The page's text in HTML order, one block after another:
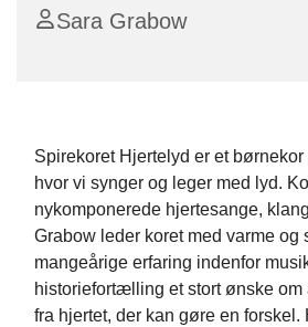
Sara Grabow
Spirekoret Hjertelyd er et børnekor
hvor vi synger og leger med lyd.
nykomponerede hjertesange,
Grabow leder koret med varme
mangeårige erfaring indenfor
historiefortælling et stort ønske om
fra hjertet, der kan gøre en